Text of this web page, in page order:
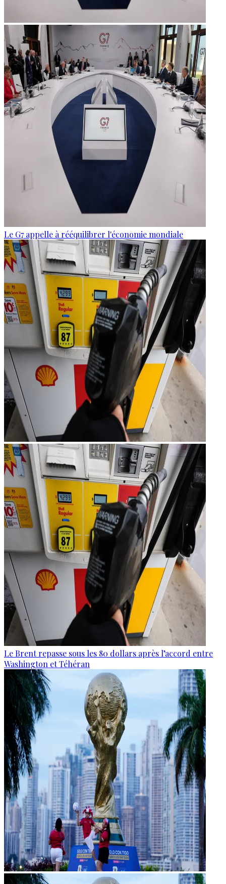
Le G7 appelle à rééquilibrer l'économie mondiale
Le Brent repasse sous les 80 dollars après l’accord entre
Washington et Téhéran